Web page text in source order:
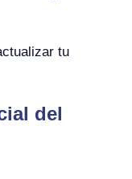
tu
del